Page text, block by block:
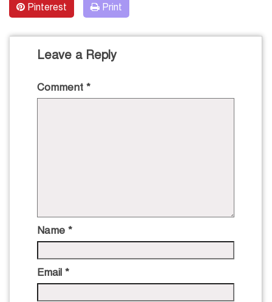
Pinterest Print
Leave a Reply
Comment *
Name *
Email *